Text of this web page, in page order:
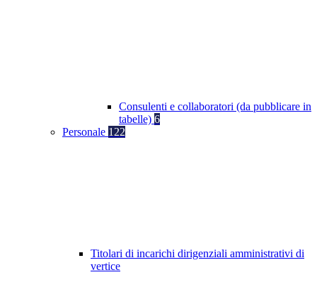
Consulenti e collaboratori (da pubblicare in
tabelle) 6
Personale 122
Titolari di incarichi dirigenziali amministrativi di
vertice